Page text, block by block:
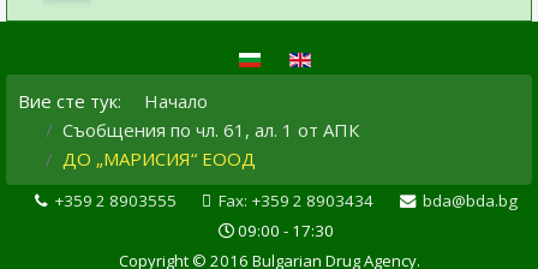
Вие сте тук:
Начало
Съобщения по чл. 61, ал. 1 от АПК
ДО „МАРИСИЯ“ ЕООД
+359 2 8903555 Fax: +359 2 8903434
bda@bda.bg
09:00 - 17:30
Copyright © 2016 Bulgarian Drug Agency.